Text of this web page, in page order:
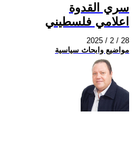
سري القدوة
اعلامي فلسطيني
2025 / 2 / 28
مواضيع وابحاث سياسية